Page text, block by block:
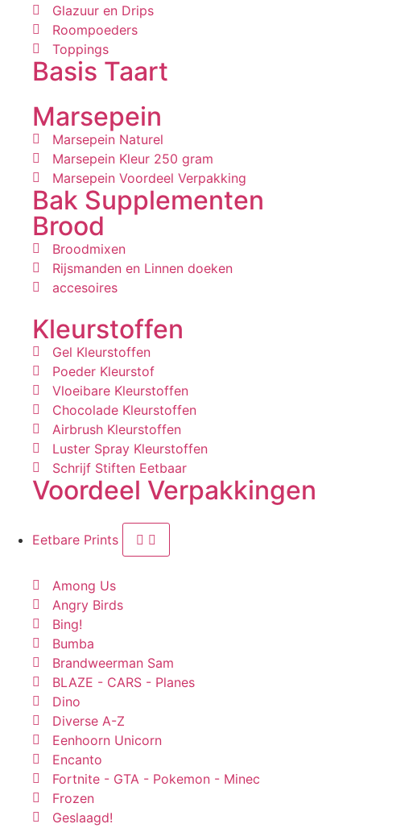
Glazuur en Drips
Roompoeders
Toppings
Basis Taart
Marsepein
Marsepein Naturel
Marsepein Kleur 250 gram
Marsepein Voordeel Verpakking
Bak Supplementen
Brood
Broodmixen
Rijsmanden en Linnen doeken
accesoires
Kleurstoffen
Gel Kleurstoffen
Poeder Kleurstof
Vloeibare Kleurstoffen
Chocolade Kleurstoffen
Airbrush Kleurstoffen
Luster Spray Kleurstoffen
Schrijf Stiften Eetbaar
Voordeel Verpakkingen
Eetbare Prints
Among Us
Angry Birds
Bing!
Bumba
Brandweerman Sam
BLAZE - CARS - Planes
Dino
Diverse A-Z
Eenhoorn Unicorn
Encanto
Fortnite - GTA - Pokemon - Minec
Frozen
Geslaagd!